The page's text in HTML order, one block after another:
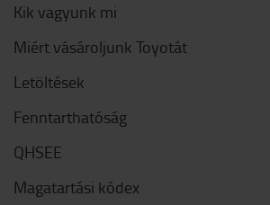
Kik vagyunk mi
Miért vásároljunk Toyotát
Letöltések
Fenntarthatóság
QHSEE
Magatartási kódex